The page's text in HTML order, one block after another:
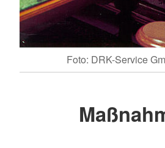
Foto: DRK-Service